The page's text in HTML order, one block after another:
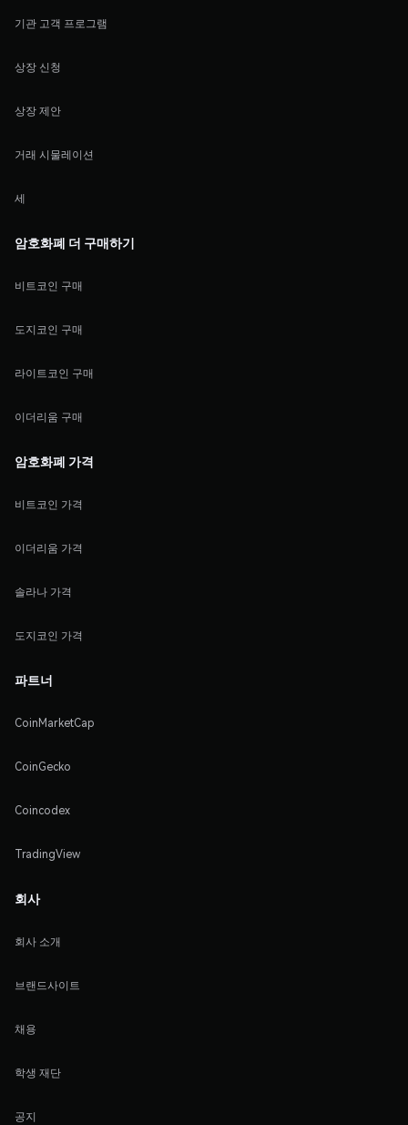
기관 고객 프로그램
상장 신청
상장 제안
거래 시물레이션
세
암호화폐 더 구매하기
비트코인 구매
도지코인 구매
라이트코인 구매
이더리움 구매
암호화폐 가격
비트코인 가격
이더리움 가격
솔라나 가격
도지코인 가격
파트너
CoinMarketCap
CoinGecko
Coincodex
TradingView
회사
회사 소개
브랜드사이트
채용
학생 재단
공지